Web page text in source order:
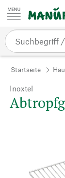
Zum Inhalt springen
Startseite
Inoxtel